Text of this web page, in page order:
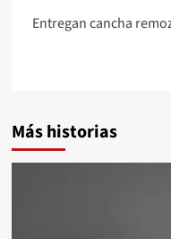
Entregan cancha
Más historias